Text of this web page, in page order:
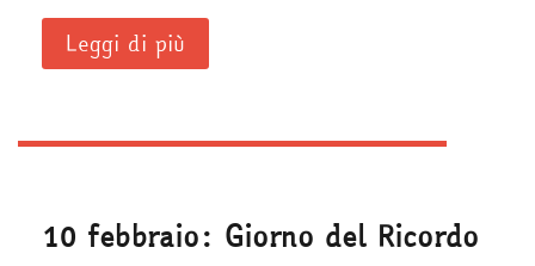
Leggi di più
10 febbraio: Giorno del Ricordo